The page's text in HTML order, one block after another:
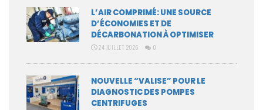
L’AIR COMPRIMÉ: UNE SOURCE
D’ÉCONOMIES ET DE
DÉCARBONATION À OPTIMISER
24 JUILLET 2026 0
NOUVELLE “VALISE” POUR LE
DIAGNOSTIC DES POMPES
CENTRIFUGES